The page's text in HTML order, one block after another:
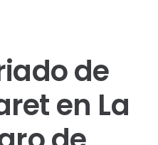
de
en La